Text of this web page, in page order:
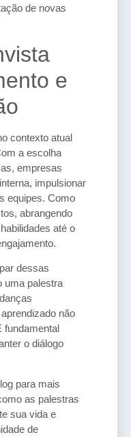
de novas
e
contexto atual
a escolha
empresas
impulsionar
equipes. Como
abrangendo
até o
dessas
uma palestra
não
fundamental
o diálogo
para mais
as palestras
sua vida e
de